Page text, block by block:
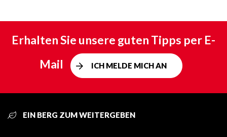
Erhalten Sie unsere guten Tipps per E-
Mail
ICH MELDE MICH AN
EIN BERG ZUM WEITERGEBEN